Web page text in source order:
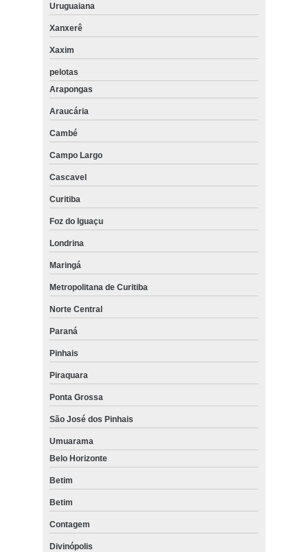
Uruguaiana
Xanxerê
Xaxim
pelotas
Arapongas
Araucária
Cambé
Campo Largo
Cascavel
Curitiba
Foz do Iguaçu
Londrina
Maringá
Metropolitana de Curitiba
Norte Central
Paraná
Pinhais
Piraquara
Ponta Grossa
São José dos Pinhais
Umuarama
Belo Horizonte
Betim
Betim
Contagem
Divinópolis